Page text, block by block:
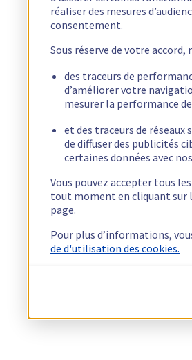
réaliser des mesures
consentement.
Sous réserve de votre
des traceurs de
d’améliorer votre
mesurer la performance
et des traceurs de
de diffuser des publicités
certaines données avec
Vous pouvez accepter tous
tout moment en cliquant sur
page.
Pour plus d’informations,
de d'utilisation des cookies.